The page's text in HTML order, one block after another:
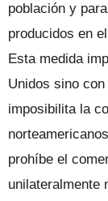
población y
producidos en
Esta medida
Unidos sino
imposibilita la
prohíbe el
unilateralmente